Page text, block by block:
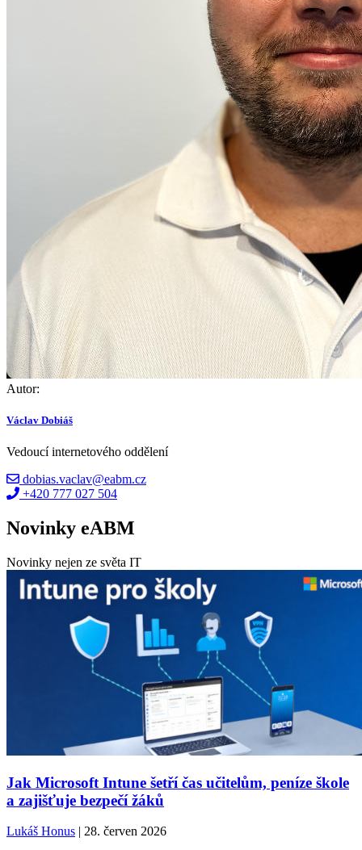
Autor:
Václav Dobiáš
Vedoucí internetového oddělení
dobias.vaclav@eabm.cz
+420 777 027 504
Novinky eABM
Novinky nejen ze světa IT
Jak Microsoft Intune šetří čas učitelům, peníze škole
a zajišťuje bezpečí žáků
Lukáš Honus | 28. červen 2026